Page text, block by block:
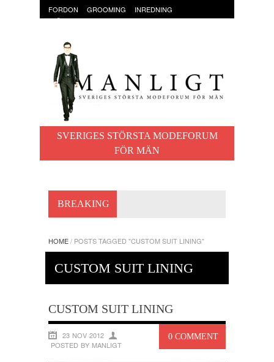
FORDON GROOMING
INREDNING
KLÄDER & ACCESSOARER
MAT OCH DRYCK
SVERIGES STÖRSTA MODEFORUM
FÖR MÄN
BREAKING
HOME/ POSTS TAGGED "CUSTOM SUIT LINING"
CUSTOM SUIT LINING
CUSTOM SUIT LINING
0 COMMENT
23 NOV 2012
POSTED BY MANLIGT